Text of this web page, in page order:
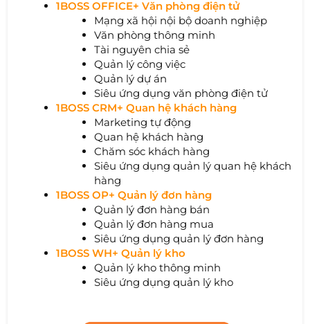
1BOSS OFFICE+ Văn phòng điện tử
Mạng xã hội nội bộ doanh nghiệp
Văn phòng thông minh
Tài nguyên chia sẻ
Quản lý công việc
Quản lý dự án
Siêu ứng dụng văn phòng điện tử
1BOSS CRM+ Quan hệ khách hàng
Marketing tự động
Quan hệ khách hàng
Chăm sóc khách hàng
Siêu ứng dụng quản lý quan hệ khách
hàng
1BOSS OP+ Quản lý đơn hàng
Quản lý đơn hàng bán
Quản lý đơn hàng mua
Siêu ứng dụng quản lý đơn hàng
1BOSS WH+ Quản lý kho
Quản lý kho thông minh
Siêu ứng dụng quản lý kho